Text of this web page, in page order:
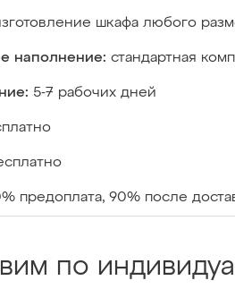
шкафа любого
наполнение: стандартная
5-7 рабочих дней
предоплата, 90% после
по